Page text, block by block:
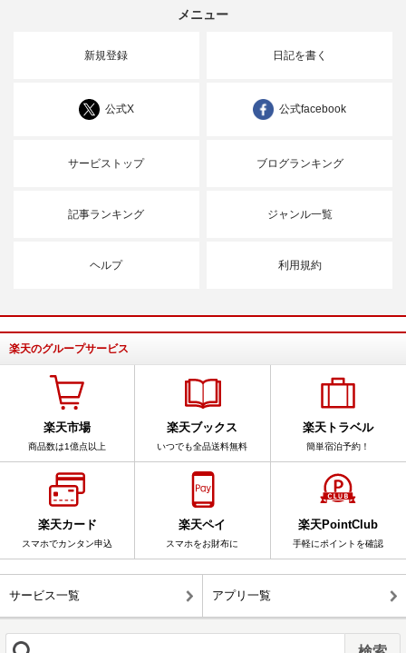
メニュー
新規登録 日記を書く
公式X 公式facebook
サービストップ ブログランキング
記事ランキング ジャンル一覧
ヘルプ 利用規約
楽天のグループサービス
楽天市場
商品数は1億点以上
楽天ブックス
いつでも全品送料無料
楽天トラベル
簡単宿泊予約！
楽天カード
スマホでカンタン申込
楽天ペイ
スマホをお財布に
楽天PointClub
手軽にポイントを確認
サービス一覧 アプリ一覧